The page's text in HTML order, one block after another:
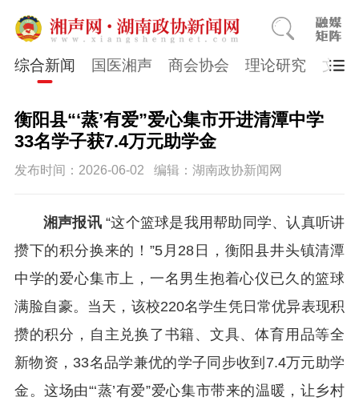
综合新闻 国医湘声 商会协会 理论研究 文史
衡阳县“‘蒸’有爱”爱心集市开进清潭中学
33名学子获7.4万元助学金
发布时间：2026-06-02 编辑：湖南政协新闻网
湘声报讯“这个篮球是我用帮助同学、认真听讲
攒下的积分换来的！”5月28日，衡阳县井头镇清潭
中学的爱心集市上，一名男生抱着心仪已久的篮球
满脸自豪。当天，该校220名学生凭日常优异表现积
攒的积分，自主兑换了书籍、文具、体育用品等全
新物资，33名品学兼优的学子同步收到7.4万元助学
金。这场由“‘蒸’有爱”爱心集市带来的温暖，让乡村